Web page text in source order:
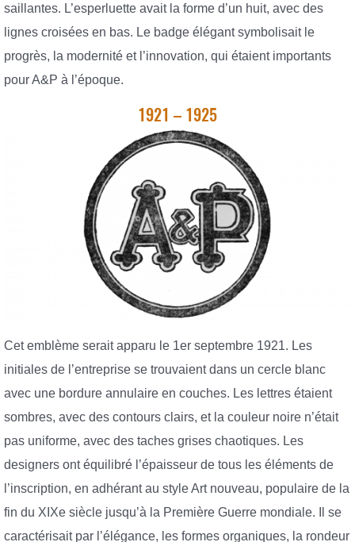
saillantes. L’esperluette avait la forme d’un huit, avec des
lignes croisées en bas. Le badge élégant symbolisait le
progrès, la modernité et l’innovation, qui étaient importants
pour A&P à l’époque.
1921 – 1925
Cet emblème serait apparu le 1er septembre 1921. Les
initiales de l’entreprise se trouvaient dans un cercle blanc
avec une bordure annulaire en couches. Les lettres étaient
sombres, avec des contours clairs, et la couleur noire n’était
pas uniforme, avec des taches grises chaotiques. Les
designers ont équilibré l’épaisseur de tous les éléments de
l’inscription, en adhérant au style Art nouveau, populaire de la
fin du XIXe siècle jusqu’à la Première Guerre mondiale. Il se
caractérisait par l’élégance, les formes organiques, la rondeur